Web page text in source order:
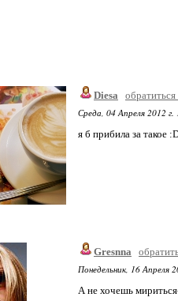
Diesa
Среда, 04 Апреля 2012 г.
я б прибила за такое
Gresnna
Понедельник, 16 Апреля
А не хочешь